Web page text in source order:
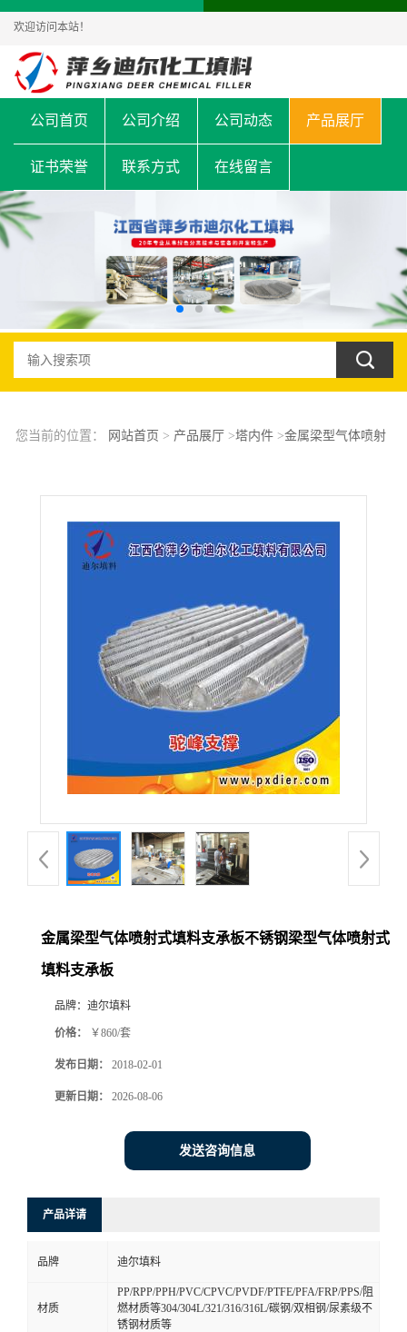
欢迎访问本站！
公司首页 公司介绍 公司动态 产品展厅
证书荣誉 联系方式 在线留言
您当前的位置： 网站首页 > 产品展厅>塔内件>金属梁型气体喷射
金属梁型气体喷射式填料支承板不锈钢梁型气体喷射式
填料支承板
品牌： 迪尔填料
价格： ￥860/套
发布日期： 2018-02-01
更新日期： 2026-08-06
发送咨询信息
产品详请
品牌 迪尔填料
材质
PP/RPP/PPH/PVC/CPVC/PVDF/PTFE/PFA/FRP/PPS/阻
燃材质等304/304L/321/316/316L/碳钢/双相钢/尿素级不
锈钢材质等